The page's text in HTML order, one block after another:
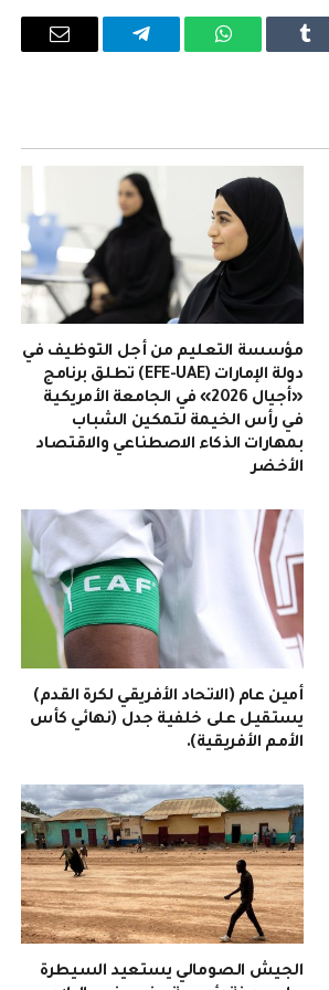
Tumblr واتساب تيلقرام
البريد
مؤسسة التعليم من أجل التوظيف في
دولة الإمارات (EFE-UAE) تطلق برنامج
«أجيال 2026» في الجامعة الأمريكية
في رأس الخيمة لتمكين الشباب
بمهارات الذكاء الاصطناعي والاقتصاد
الأخضر
أمين عام (الاتحاد الأفريقي لكرة القدم)
يستقيل على خلفية جدل (نهائي كأس
الأمم الأفريقية).
الجيش الصومالي يستعيد السيطرة